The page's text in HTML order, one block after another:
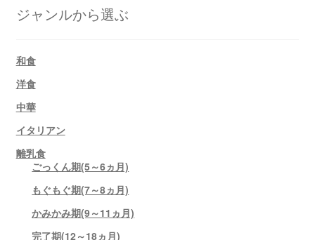
ジャンルから選ぶ
和食
洋食
中華
イタリアン
離乳食
ごっくん期(5～6ヵ月)
もぐもぐ期(7～8ヵ月)
かみかみ期(9～11ヵ月)
完了期(12～18ヵ月)